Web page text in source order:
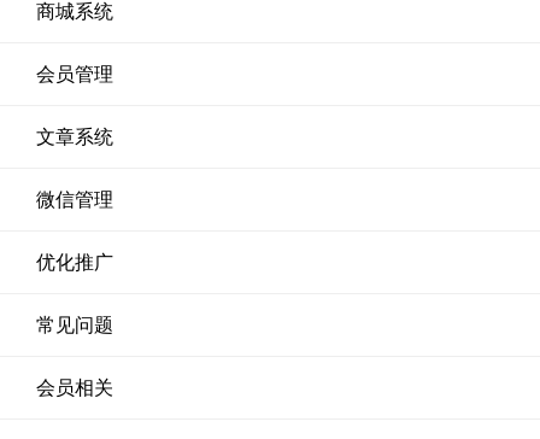
商城系统
会员管理
文章系统
微信管理
优化推广
常见问题
会员相关